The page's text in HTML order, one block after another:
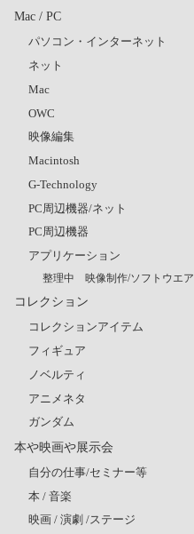
Mac / PC
パソコン・インターネット
ネット
Mac
OWC
映像編集
Macintosh
G-Technology
PC周辺機器/ネット
PC周辺機器
アプリケーション
整理中 映像制作/ソフトウエア
コレクション
コレクションアイテム
フィギュア
ノベルティ
アニメネタ
ガンダム
本や映画や展示会
自分の仕事/セミナー等
本 / 音楽
映画 / 演劇 /ステージ